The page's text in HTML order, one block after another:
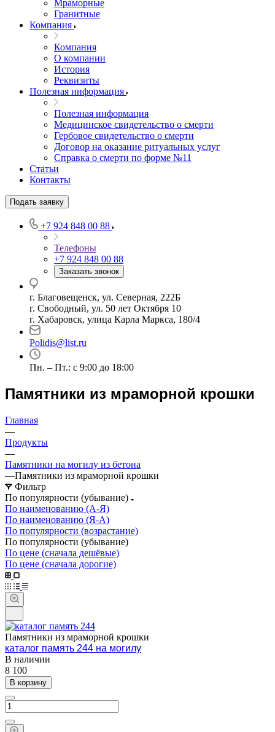
Мраморные
Гранитные
Компания
Компания
О компании
История
Реквизиты
Полезная информация
Полезная информация
Медицинское свидетельство о смерти
Гербовое свидетельство о смерти
Договор на оказание ритуальных услуг
Справка о смерти по форме №11
Статьи
Контакты
Подать заявку
+7 924 848 00 88
Телефоны
+7 924 848 00 88
Заказать звонок
г. Благовещенск, ул. Северная, 222Б
г. Свободный, ул. 50 лет Октября 10
г. Хабаровск, улица Карла Маркса, 180/4
Polidis@list.ru
Пн. – Пт.: с 9:00 до 18:00
Памятники из мраморной крошки
Главная
—
Продукты
—
Памятники на могилу из бетона
—Памятники из мраморной крошки
Фильтр
По популярности (убывание)
По наименованию (А-Я)
По наименованию (Я-А)
По популярности (возрастание)
По популярности (убывание)
По цене (сначала дешёвые)
По цене (сначала дорогие)
Памятники из мраморной крошки
каталог память 244 на могилу
В наличии
8 100
В корзину